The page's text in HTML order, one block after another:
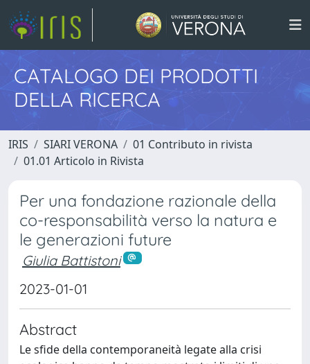
CATALOGO DEI PRODOTTI
DELLA RICERCA
IRIS SIARI VERONA
01 Contributo in rivista
01.01 Articolo in Rivista
Per una fondazione razionale della
co-responsabilità verso la natura e
le generazioni future
Giulia Battistoni
2023-01-01
Abstract
Le sfide della contemporaneità legate alla crisi